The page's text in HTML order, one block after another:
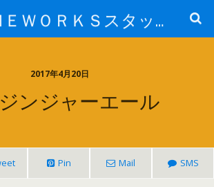
ＨＯＭＥＷＯＲＫＳスタッフ日記ブログ
2017年4月20日
ンジャーエール
Pin Mail SMS